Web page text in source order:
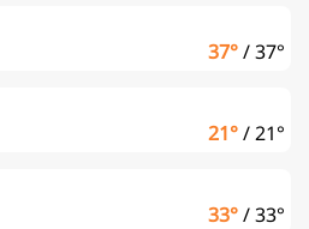
37°/37°
21°/21°
33°/33°